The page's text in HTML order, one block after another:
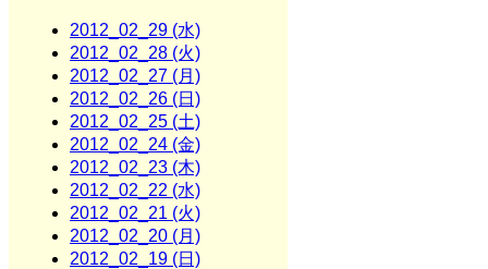
2012_02_29 (水)
2012_02_28 (火)
2012_02_27 (月)
2012_02_26 (日)
2012_02_25 (土)
2012_02_24 (金)
2012_02_23 (木)
2012_02_22 (水)
2012_02_21 (火)
2012_02_20 (月)
2012_02_19 (日)